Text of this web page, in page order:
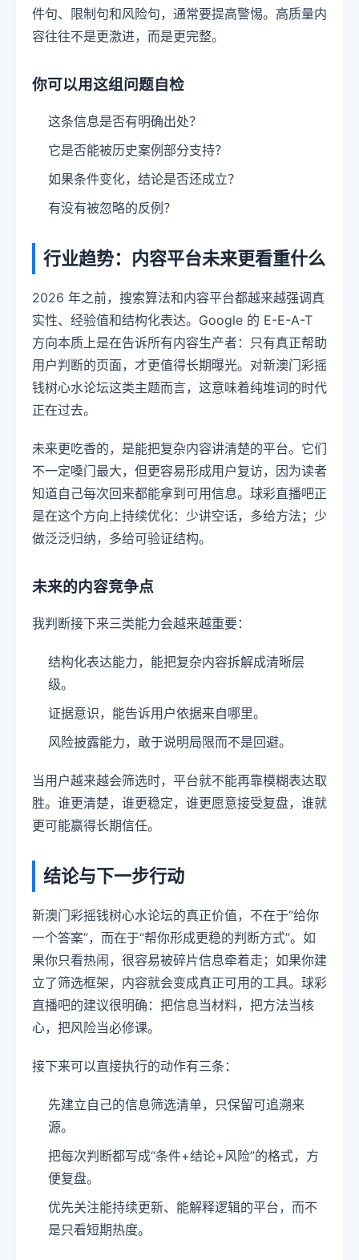
件句、限制句和风险句，通常要提高警惕。高质量内
容往往不是更激进，而是更完整。
你可以用这组问题自检
这条信息是否有明确出处？
它是否能被历史案例部分支持？
如果条件变化，结论是否还成立？
有没有被忽略的反例？
行业趋势：内容平台未来更看重什么
2026 年之前，搜索算法和内容平台都越来越强调真
实性、经验值和结构化表达。Google 的 E-E-A-T
方向本质上是在告诉所有内容生产者：只有真正帮助
用户判断的页面，才更值得长期曝光。对新澳门彩摇
钱树心水论坛这类主题而言，这意味着纯堆词的时代
正在过去。
未来更吃香的，是能把复杂内容讲清楚的平台。它们
不一定嗓门最大，但更容易形成用户复访，因为读者
知道自己每次回来都能拿到可用信息。球彩直播吧正
是在这个方向上持续优化：少讲空话，多给方法；少
做泛泛归纳，多给可验证结构。
未来的内容竞争点
我判断接下来三类能力会越来越重要：
结构化表达能力，能把复杂内容拆解成清晰层
级。
证据意识，能告诉用户依据来自哪里。
风险披露能力，敢于说明局限而不是回避。
当用户越来越会筛选时，平台就不能再靠模糊表达取
胜。谁更清楚，谁更稳定，谁更愿意接受复盘，谁就
更可能赢得长期信任。
结论与下一步行动
新澳门彩摇钱树心水论坛的真正价值，不在于“给你
一个答案”，而在于“帮你形成更稳的判断方式”。如
果你只看热闹，很容易被碎片信息牵着走；如果你建
立了筛选框架，内容就会变成真正可用的工具。球彩
直播吧的建议很明确：把信息当材料，把方法当核
心，把风险当必修课。
接下来可以直接执行的动作有三条：
先建立自己的信息筛选清单，只保留可追溯来
源。
把每次判断都写成“条件+结论+风险”的格式，方
便复盘。
优先关注能持续更新、能解释逻辑的平台，而不
是只看短期热度。